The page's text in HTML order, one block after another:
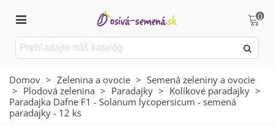
0
Domov > Zelenina a ovocie > Semená zeleniny a ovocie
> Plodová zelenina > Paradajky > Kolíkové paradajky >
Paradajka Dafne F1 - Solanum lycopersicum - semená
paradajky - 12 ks